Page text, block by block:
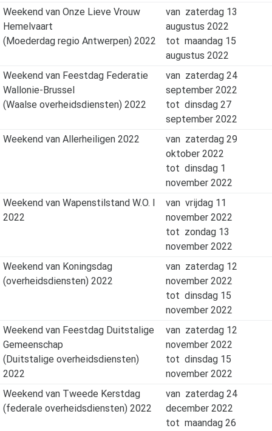
Weekend van Onze Lieve Vrouw
Hemelvaart
(Moederdag regio Antwerpen) 2022
van zaterdag 13
augustus 2022
tot maandag 15
augustus 2022
Weekend van Feestdag Federatie
Wallonie-Brussel
(Waalse overheidsdiensten) 2022
van zaterdag 24
september 2022
tot dinsdag 27
september 2022
Weekend van Allerheiligen 2022
van zaterdag 29
oktober 2022
tot dinsdag 1
november 2022
Weekend van Wapenstilstand W.O. I
2022
van vrijdag 11
november 2022
tot zondag 13
november 2022
Weekend van Koningsdag
(overheidsdiensten) 2022
van zaterdag 12
november 2022
tot dinsdag 15
november 2022
Weekend van Feestdag Duitstalige
Gemeenschap
(Duitstalige overheidsdiensten)
2022
van zaterdag 12
november 2022
tot dinsdag 15
november 2022
Weekend van Tweede Kerstdag
(federale overheidsdiensten) 2022
van zaterdag 24
december 2022
tot maandag 26